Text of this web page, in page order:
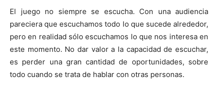
El juego no siempre se escucha. Con una audiencia
pareciera que escuchamos todo lo que sucede alrededor,
pero en realidad sólo escuchamos lo que nos interesa en
este momento. No dar valor a la capacidad de escuchar,
es perder una gran cantidad de oportunidades, sobre
todo cuando se trata de hablar con otras personas.